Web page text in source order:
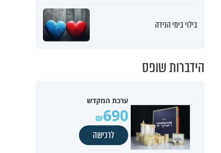
בילוי בימי הנידה
הידברות שופס
ערכת המקדש
690
לרכישה